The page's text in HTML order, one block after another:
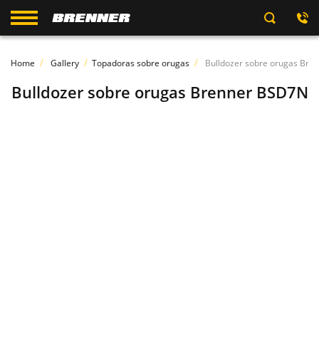
Home Gallery Topadoras sobre orugas Bulldozer sobre orugas
Bulldozer sobre orugas Brenner BSD7N